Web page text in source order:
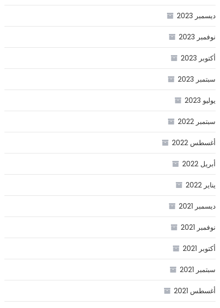
ديسمبر 2023
نوفمبر 2023
أكتوبر 2023
سبتمبر 2023
يوليو 2023
سبتمبر 2022
أغسطس 2022
أبريل 2022
يناير 2022
ديسمبر 2021
نوفمبر 2021
أكتوبر 2021
سبتمبر 2021
أغسطس 2021